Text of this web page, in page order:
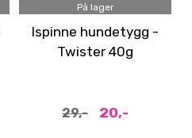
På lager
Ispinne hundetygg -
Twister 40g
29,- 20,-